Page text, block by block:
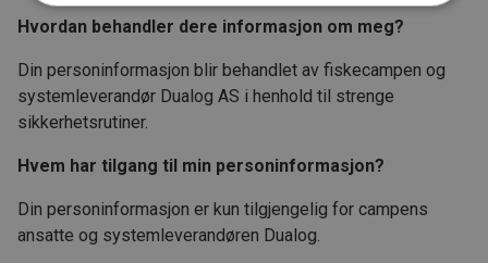
Hvordan behandler dere informasjon om meg?
Din personinformasjon blir behandlet av fiskecampen og
systemleverandør Dualog AS i henhold til strenge
sikkerhetsrutiner.
Hvem har tilgang til min personinformasjon?
Din personinformasjon er kun tilgjengelig for campens
ansatte og systemleverandøren Dualog.